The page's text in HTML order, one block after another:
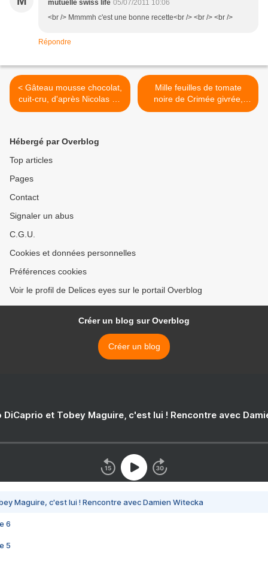
mutuelle swiss life 05/07/2011 10:06
<br /> Mmmmh c'est une bonne recette<br /> <br /> <br />
Répondre
< Gâteau mousse chocolat,
cuit-cru, d'après Nicolas Le
Bec
Mille feuilles de tomate
noire de Crimée givrée,
noix de saint Jacques >
Hébergé par Overblog
Top articles
Pages
Contact
Signaler un abus
C.G.U.
Cookies et données personnelles
Préférences cookies
Voir le profil de Delices eyes sur le portail Overblog
Créer un blog sur Overblog
Créer un blog
DiCaprio et Tobey Maguire, c'est lui ! Rencontre avec
Maguire, c'est lui ! Rencontre avec Damien Witecka
6
5